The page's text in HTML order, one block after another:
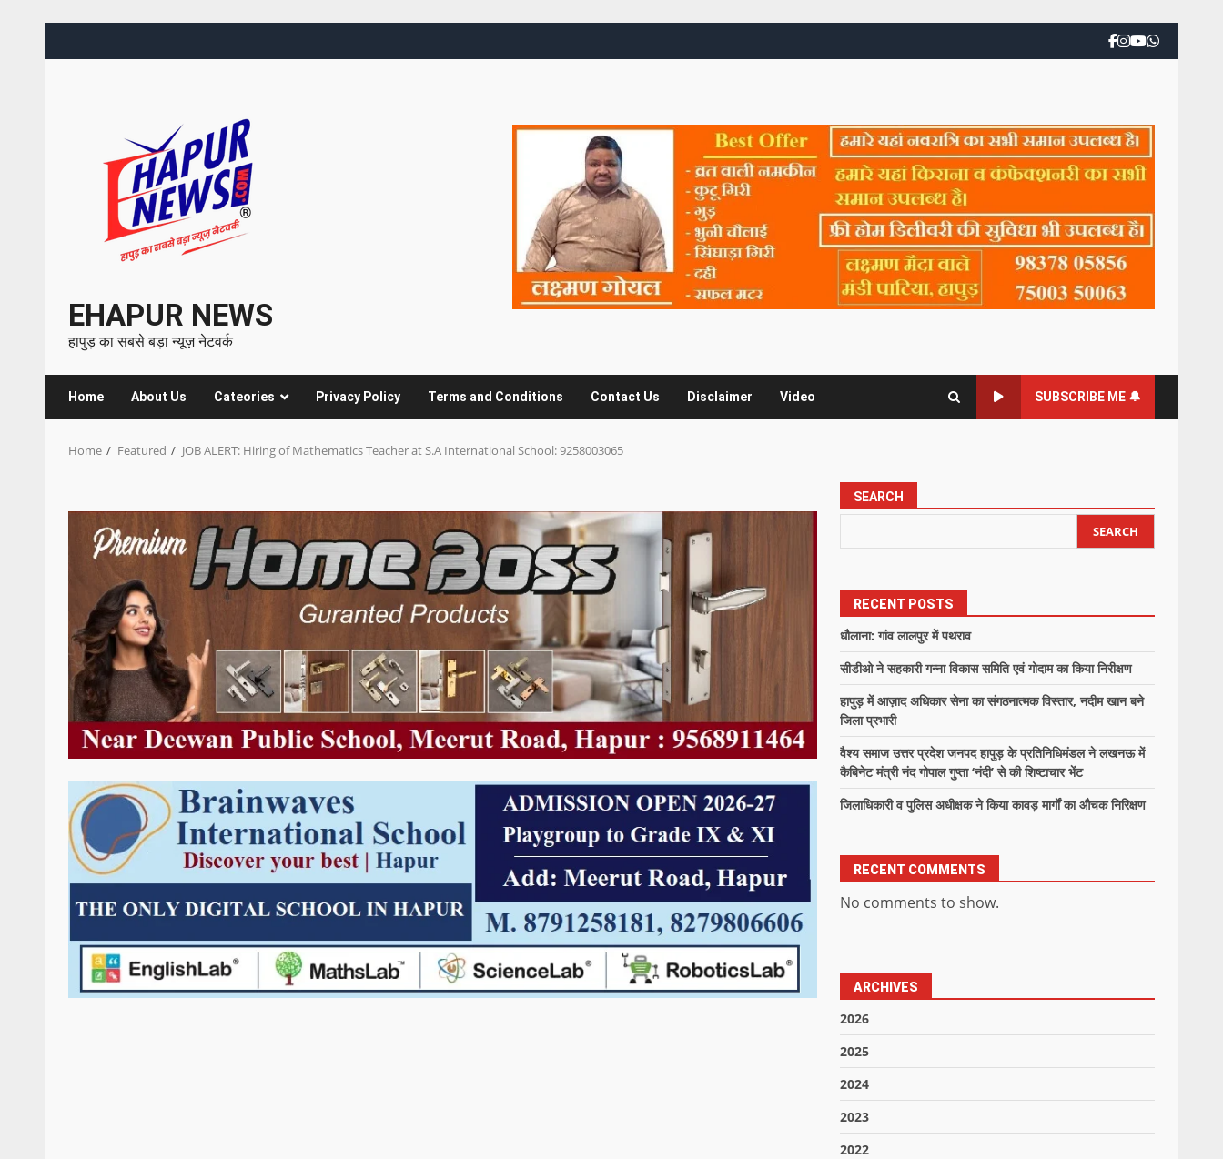
EHAPUR NEWS
हापुड़ का सबसे बड़ा न्यूज़ नेटवर्क
Home About Us Cateories Privacy Policy Terms and Conditions Contact Us Disclaimer Video SUBSCRIBE ME 🔔
Home Featured JOB ALERT: Hiring of Mathematics Teacher at S.A International School: 9258003065
SEARCH
SEARCH
RECENT POSTS
धौलाना: गांव लालपुर में पथराव
सीडीओ ने सहकारी गन्ना विकास समिति एवं गोदाम का किया निरीक्षण
हापुड़ में आज़ाद अधिकार सेना का संगठनात्मक विस्तार, नदीम खान बने
जिला प्रभारी
वैश्य समाज उत्तर प्रदेश जनपद हापुड़ के प्रतिनिधिमंडल ने लखनऊ में
कैबिनेट मंत्री नंद गोपाल गुप्ता ‘नंदी’ से की शिष्टाचार भेंट
जिलाधिकारी व पुलिस अधीक्षक ने किया कावड़ मार्गों का औचक निरिक्षण
RECENT COMMENTS
No comments to show.
ARCHIVES
2026
2025
2024
2023
2022